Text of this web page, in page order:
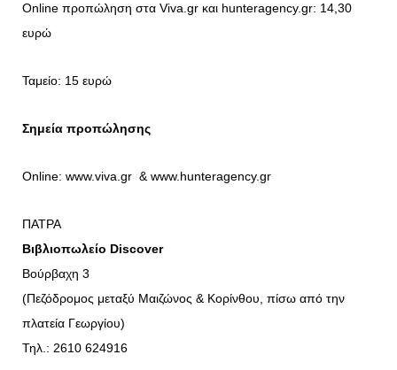
Online προπώληση στα Viva.gr και hunteragency.gr: 14,30
ευρώ
Ταμείο: 15 ευρώ
Σημεία προπώλησης
Online: www.viva.gr & www.hunteragency.gr
ΠΑΤΡΑ
Βιβλιοπωλείο Discover
Βούρβαχη 3
(Πεζόδρομος μεταξύ Μαιζώνος & Κορίνθου, πίσω από την
πλατεία Γεωργίου)
Τηλ.: 2610 624916